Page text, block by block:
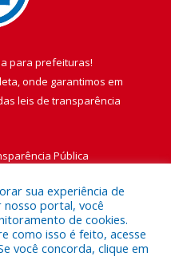
para prefeituras!
onde garantimos em
leis de transparência
Pública
Municipal de Vigia de
sua experiência de
nosso portal, você
de cookies.
como isso é feito, acesse
você concorda, clique em